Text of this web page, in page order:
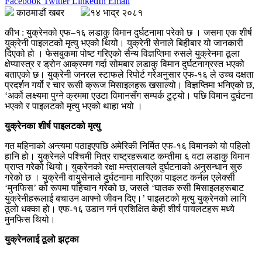
काठमाडौं खबर
१४ भाद्र २०८१
कीभ : युक्रेनको एफ–१६ लडाकु विमान दुर्घटनामा परेको छ । जसमा एक शीर्ष
युक्रेनी पाइलटको मृत्यु भएको थियो। युक्रेनी सेनाले बिहीबार यो जानकारी
दिएको हो । फेसबुकमा पोष्ट गरिएको सैन्य विज्ञप्तिमा रुसले युक्रेनमा ठूला
क्षेप्यास्त्र र ड्रोन आक्रमण गर्दा सोमबार लडाकु विमान दुर्घटनाग्रस्त भएको
बताएको छ। युक्रेनी जनरल स्टाफले रिपोर्ट गरेअनुसार एफ-१६ ले उच्च दक्षता
प्रदर्शन गर्यो र चार रूसी क्रूज मिसाइलहरू खसाल्यो। विज्ञप्तिमा भनिएको छ,
‘अर्को लक्ष्यमा पुग्ने क्रममा एउटा विमानसँग सम्पर्क टुट्यो। पछि विमान दुर्घटना
भएको र पाइलटको मृत्यु भएको थाहा भयो ।
युक्रेनका शीर्ष पाइलटको मृत्यु
गत महिनाको अन्त्यमा पठाइएपछि अमेरिकी निर्मित एफ-१६ विमानको यो पहिलो
हानि हो। युक्रेनले पश्चिमी मित्र राष्ट्रहरूबाट कम्तीमा ६ वटा लडाकु विमान
प्राप्त गरेको थियो। युक्रेनको रक्षा मन्त्रालयले दुर्घटनाको अनुसन्धान सुरु
गरेको छ । युक्रेनी वायुसेनाले दुर्घटनामा मारिएका पाइलट कर्नल एलेक्सी
‘मुनफिस’ को रूपमा पहिचान गरेको छ, जसले ‘घातक रुसी मिसाइलहरूबाट
युक्रेनीहरूलाई बचाउन आफ्नो जीवन दिए।’ पाइलटको मृत्यु युक्रेनको लागि
ठूलो धक्का हो। एफ-१६ उडान गर्न प्रशिक्षित केही शीर्ष पायलटहरू मध्ये
मुनफिस थियो।
युक्रेनलाई ठूलो झट्का